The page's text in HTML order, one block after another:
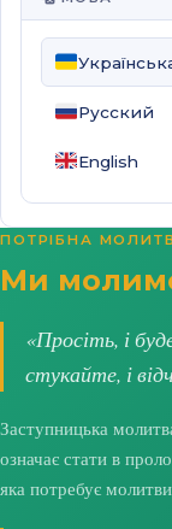
Русский
English
ПОТРІБНА
Ми
«Просіть, і
стукайте, і
Заступницька
означає стати в
яка потребує